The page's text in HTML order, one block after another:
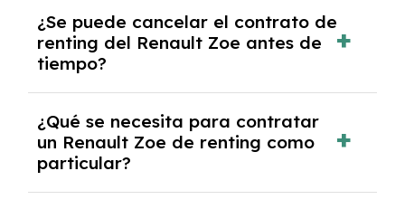
tendrás que pagar ningún tipo de entrada
salvo en casos que lo exija el proveedor
debido al resultado del estudio de viabilidad
económica.
¿Se puede cancelar el contrato de
renting del Renault Zoe antes de
tiempo?
pero puede haber penalizaciones por
cancelación anticipada. Es importante revisar
las condiciones del contrato y hablar con un
experto que te asesore.
¿Qué se necesita para contratar
un Renault Zoe de renting como
particular?